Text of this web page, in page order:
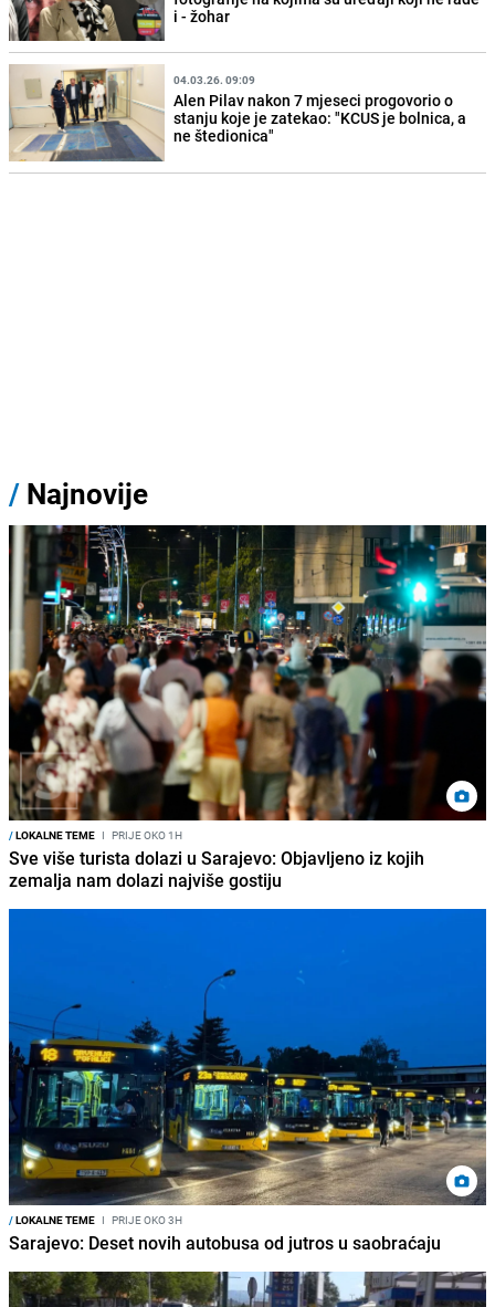
i - žohar
04.03.26. 09:09
Alen Pilav nakon 7 mjeseci progovorio o
stanju koje je zatekao: "KCUS je bolnica, a
ne štedionica"
/ Najnovije
/LOKALNE TEME I PRIJE OKO 1H
Sve više turista dolazi u Sarajevo: Objavljeno iz kojih
zemalja nam dolazi najviše gostiju
/LOKALNE TEME I PRIJE OKO 3H
Sarajevo: Deset novih autobusa od jutros u saobraćaju